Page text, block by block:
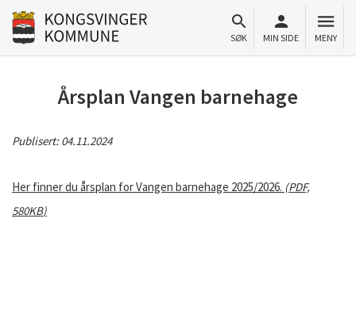
Til innhold
Gå til forsiden
SØK MIN SIDE MENY
Årsplan Vangen barnehage
Publisert:04.11.2024
Her finner du årsplan for Vangen barnehage 2025/2026. (PDF,
580KB)